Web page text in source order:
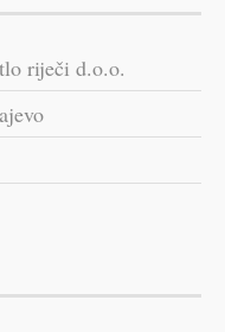
riječi d.o.o.